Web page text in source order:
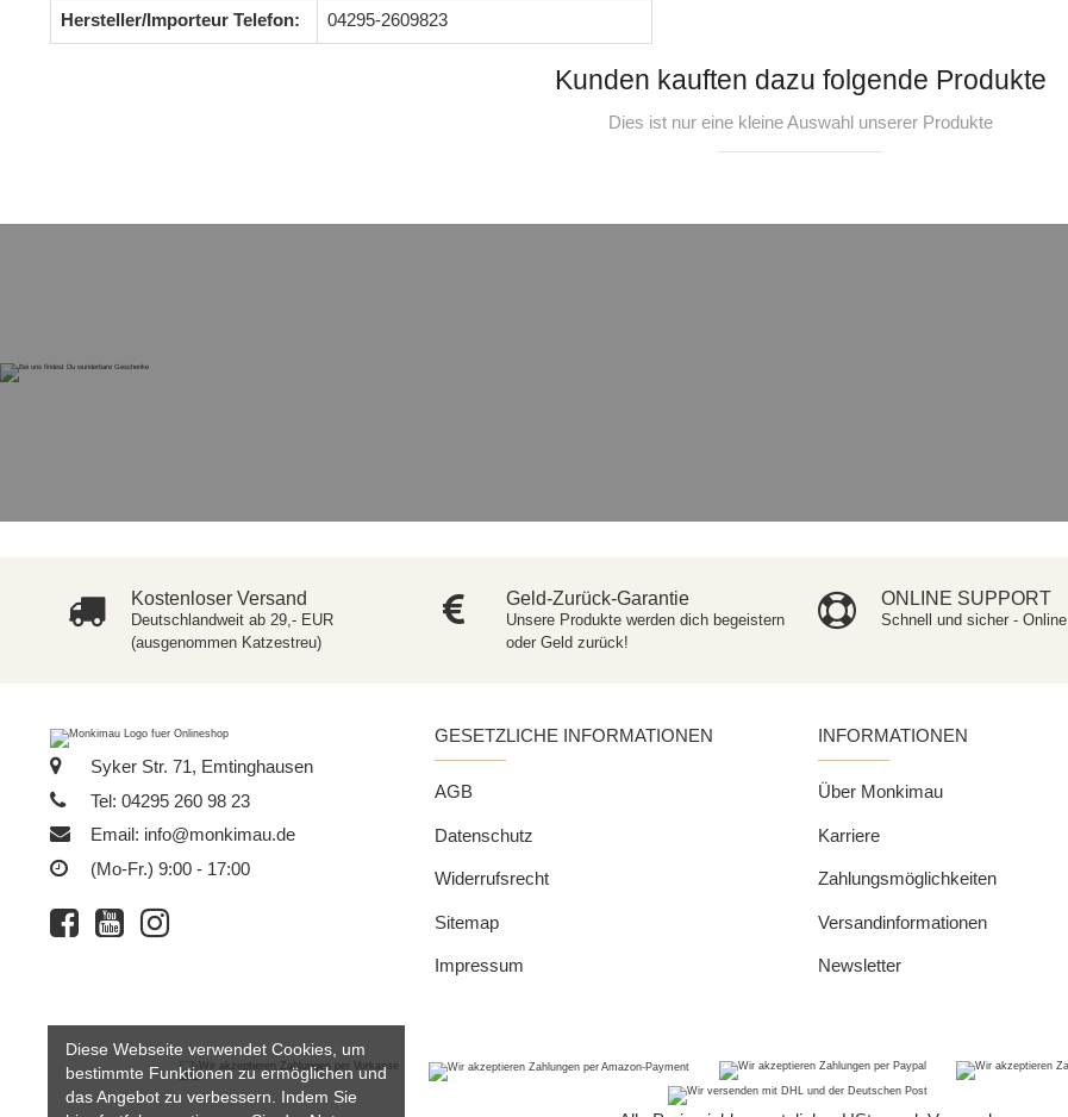
Hersteller/Importeur Telefon: 04295-2609823
Kunden kauften dazu folgende Produkte
Dies ist nur eine kleine Auswahl unserer Produkte
Kostenloser Versand
Deutschlandweit ab 29,- EUR
(ausgenommen Katzestreu)
Geld-Zurück-Garantie
Unsere Produkte werden dich begeistern
oder Geld zurück!
ONLINE SUPPORT
Schnell und sicher - Online
Syker Str. 71, Emtinghausen
Tel: 04295 260 98 23
Email: info@monkimau.de
(Mo-Fr.) 9:00 - 17:00
GESETZLICHE INFORMATIONEN
AGB
Datenschutz
Widerrufsrecht
Sitemap
Impressum
INFORMATIONEN
Über Monkimau
Karriere
Zahlungsmöglichkeiten
Versandinformationen
Newsletter
Diese Webseite verwendet Cookies, um
bestimmte Funktionen zu ermöglichen und
das Angebot zu verbessern. Indem Sie